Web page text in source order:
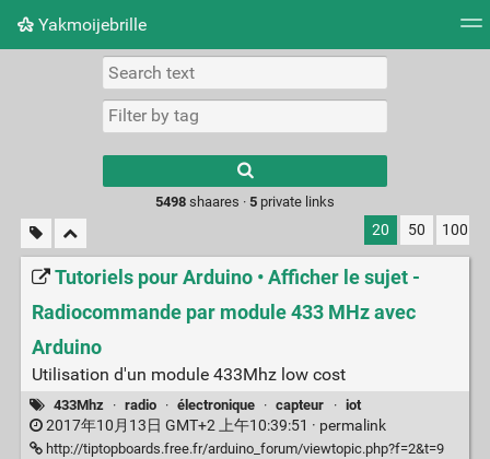
Yakmoijebrille
Picture wall
results.
5498shaares · 5private links
20 50 100
Tutoriels pour Arduino • Afficher le sujet -
Radiocommande par module 433 MHz avec
Arduino
Utilisation d'un module 433Mhz low cost
433Mhz · radio · électronique · capteur · iot
2017年10月13日 GMT+2 上午10:39:51 · permalink
http://tiptopboards.free.fr/arduino_forum/viewtopic.php?f=2&t=9